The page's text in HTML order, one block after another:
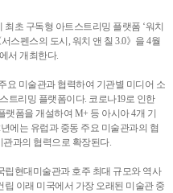
초 구독형 아트스트리밍 플랫폼 ‘워치
서스펜스의 도시, 워치 앤 칠 3.0》을 4월
서 개최한다.
요 미술관과 협력하여 기관별 미디어 소
트리밍 플랫폼이다. 코로나19로 인한
폼을 개설하여 M+ 등 아시아 4개 기
에는 유럽과 중동 주요 미술관과의 협
과의 협력으로 확장된다.
립현대미술관과 호주 최대 규모와 역사
이래 미국에서 가장 오래된 미술관 중